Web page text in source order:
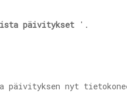
päivitykset '.
päivityksen nyt